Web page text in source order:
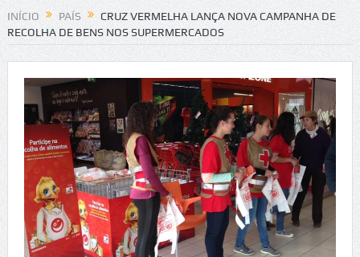
de trânsito no IC2 em Alcobaça Igreja do Castelo de Cerveira
INÍCIO PAÍS
CRUZ VERMELHA LANÇA NOVA CAMPANHA DE
RECOLHA DE BENS NOS SUPERMERCADOS